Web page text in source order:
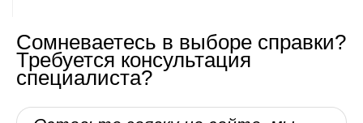
Сомневаетесь в выборе справки?
Требуется консультация
специалиста?